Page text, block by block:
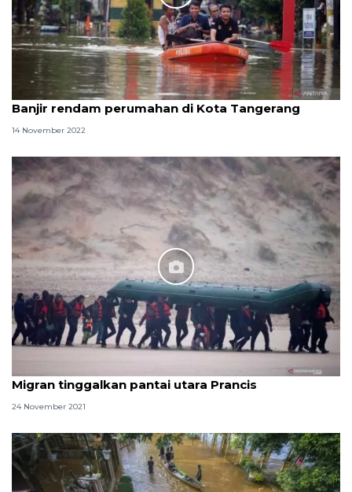
Banjir rendam perumahan di Kota Tangerang
14 November 2022
Migran tinggalkan pantai utara Prancis
24 November 2021